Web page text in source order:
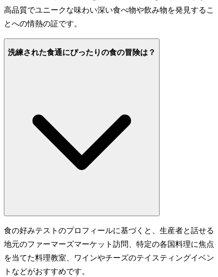
高品質でユニークな味わい深い食べ物や飲み物を発見するこ
とへの情熱の証です。
洗練された食通にぴったりの食の冒険は？
食の好みテストのプロフィールに基づくと、生産者と話せる
地元のファーマーズマーケット訪問、特定の各国料理に焦点
を当てた料理教室、ワインやチーズのテイスティングイベン
トなどがおすすめです。